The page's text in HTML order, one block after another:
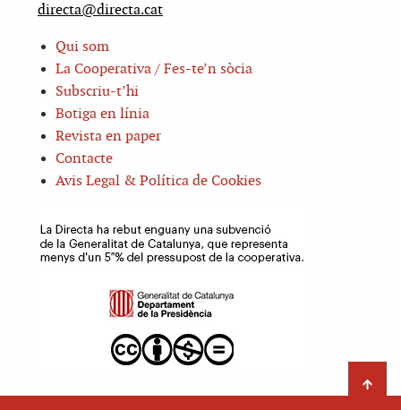
directa@directa.cat
Qui som
La Cooperativa / Fes-te’n sòcia
Subscriu-t’hi
Botiga en línia
Revista en paper
Contacte
Avis Legal & Política de Cookies